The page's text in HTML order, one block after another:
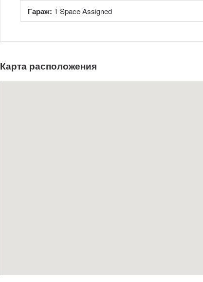
Гараж: 1 Space Assigned
Карта расположения